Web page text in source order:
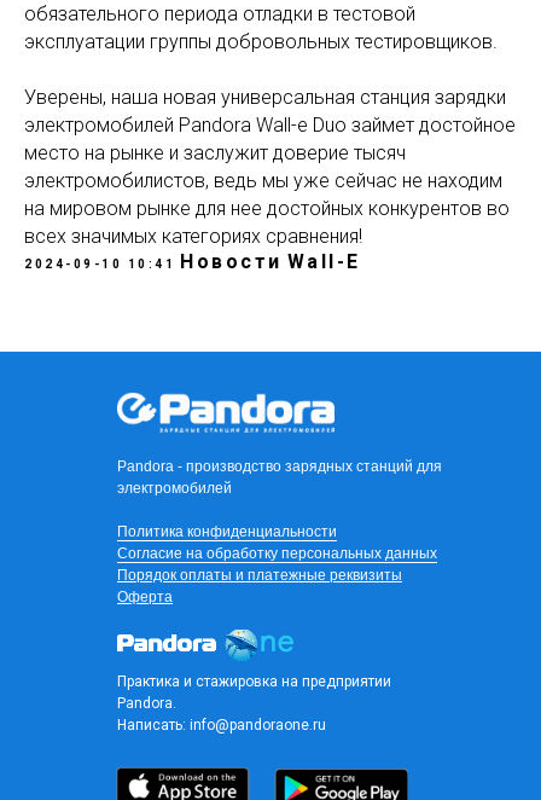
обязательного периода отладки в тестовой
эксплуатации группы добровольных тестировщиков.
Уверены, наша новая универсальная станция зарядки
электромобилей Pandora Wall-e Duo займет достойное
место на рынке и заслужит доверие тысяч
электромобилистов, ведь мы уже сейчас не находим
на мировом рынке для нее достойных конкурентов во
всех значимых категориях сравнения!
2024-09-10 10:41 Новости Wall-E
Pandora - производство зарядных станций для
электромобилей
Политика конфиденциальности
Согласие на обработку персональных данных
Порядок оплаты и платежные реквизиты
Оферта
Практика и стажировка на предприятии
Pandora.
Написать: info@pandoraone.ru